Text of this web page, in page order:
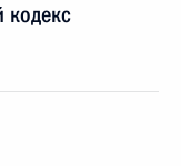
кодекс